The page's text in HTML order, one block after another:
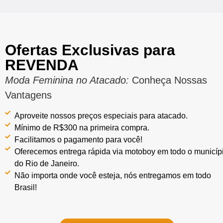
Ofertas Exclusivas para
REVENDA
Moda Feminina no Atacado: Conheça Nossas
Vantagens
Aproveite nossos preços especiais para atacado.
Mínimo de R$300 na primeira compra.
Facilitamos o pagamento para você!
Oferecemos entrega rápida via motoboy em todo o
do Rio de Janeiro.
Não importa onde você esteja, nós entregamos em todo
Brasil!